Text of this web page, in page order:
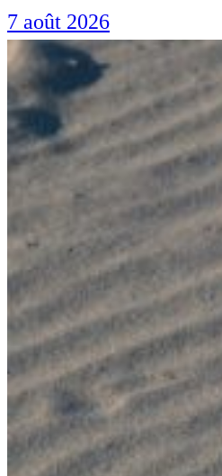
7 août 2026